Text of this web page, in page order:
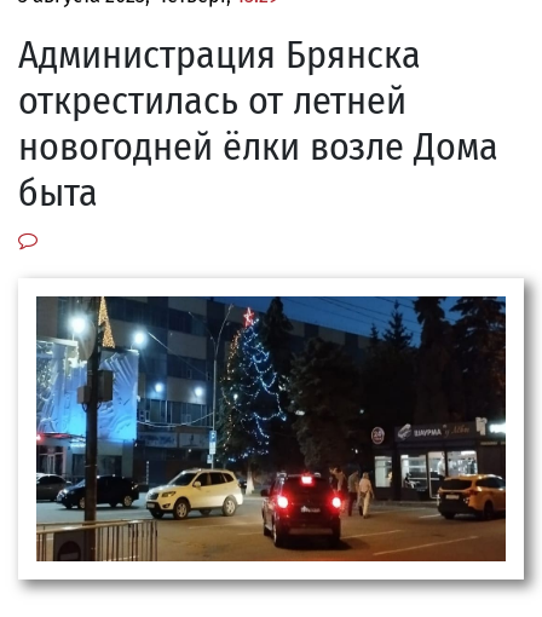
Администрация Брянска
открестилась от летней
новогодней ёлки возле Дома
быта